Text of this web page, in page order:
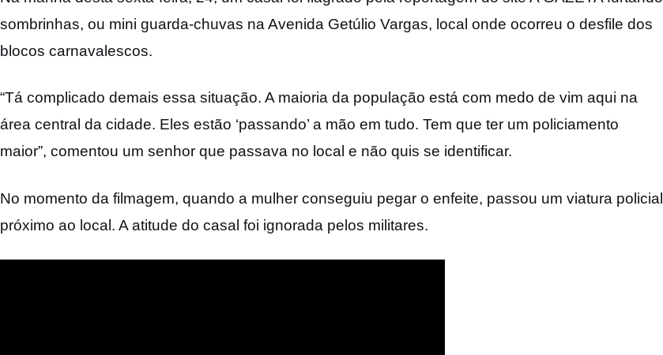
sombrinhas, ou mini guarda-chuvas na Avenida Getúlio Vargas, local onde ocorreu o desfile dos
blocos carnavalescos.
“Tá complicado demais essa situação. A maioria da população está com medo de vim aqui na
área central da cidade. Eles estão ‘passando’ a mão em tudo. Tem que ter um policiamento
maior”, comentou um senhor que passava no local e não quis se identificar.
No momento da filmagem, quando a mulher conseguiu pegar o enfeite, passou um viatura policial
próximo ao local. A atitude do casal foi ignorada pelos militares.